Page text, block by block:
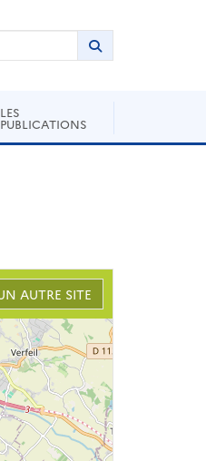
Rechercher
Lancer la
LES
PUBLICATIONS
AUTRE SITE